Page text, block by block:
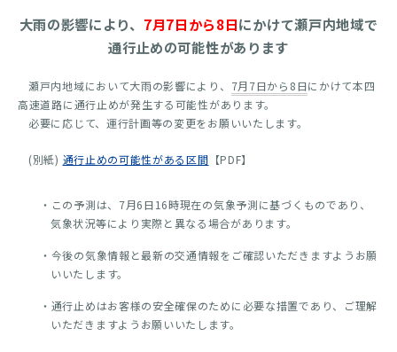
大雨の影響により、 7月7日から8日にかけて瀬戸内地域で
通行止めの可能性があります
瀬戸内地域において大雨の影響により、 7月7日から8日にかけて本四
高速道路に通行止めが発生する可能性があります。
必要に応じて、運行計画等の変更をお願いいたします。
(別紙) 通行止めの可能性がある区間 【PDF】
・この予測は、7月6日16時現在の気象予測に基づくものであり、
気象状況等により実際と異なる場合があります。
・今後の気象情報と最新の交通情報をご確認いただきますようお願
いいたします。
・通行止めはお客様の安全確保のために必要な措置であり、ご理解
いただきますようお願いいたします。